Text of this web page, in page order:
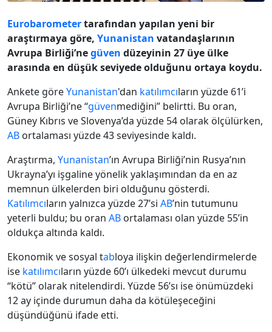
Eurobarometertarafından yapılan yeni bir
araştırmaya göre, Yunanistan vatandaşlarının
Avrupa Birliği’negüven düzeyinin 27 üye ülke
arasında en düşük seviyede olduğunu ortaya koydu.
Ankete göreYunanistan'dan katılımcıların yüzde 61’i
Avrupa Birliği’ne “güvenmediğini” belirtti. Bu oran,
Güney Kıbrıs ve Slovenya’da yüzde 54 olarak ölçülürken,
AB ortalaması yüzde 43 seviyesinde kaldı.
Araştırma, Yunanistan’ın Avrupa Birliği’nin Rusya’nın
Ukrayna’yı işgaline yönelik yaklaşımından da en az
memnun ülkelerden biri olduğunu gösterdi.
Katılımcıların yalnızca yüzde 27’si AB’nin tutumunu
yeterli buldu; bu oran AB ortalaması olan yüzde 55’in
oldukça altında kaldı.
Ekonomik ve sosyal tabloya ilişkin değerlendirmelerde
ise katılımcıların yüzde 60’ı ülkedeki mevcut durumu
“kötü” olarak nitelendirdi. Yüzde 56’sı ise önümüzdeki
12 ay içinde durumun daha da kötüleşeceğini
düşündüğünü ifade etti.